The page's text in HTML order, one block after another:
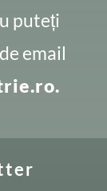
puteți
email